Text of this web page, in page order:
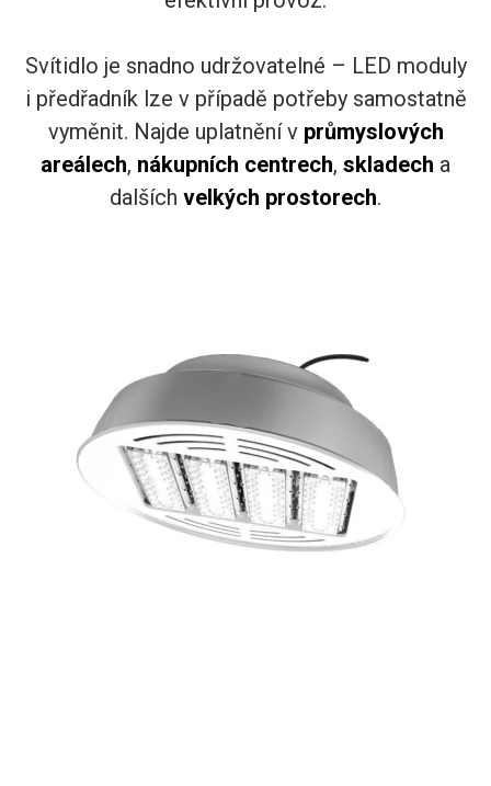
Svítidlo je snadno udržovatelné – LED moduly
i předřadník lze v případě potřeby samostatně
vyměnit. Najde uplatnění v průmyslových
areálech, nákupních centrech, skladech a
dalších velkých prostorech.